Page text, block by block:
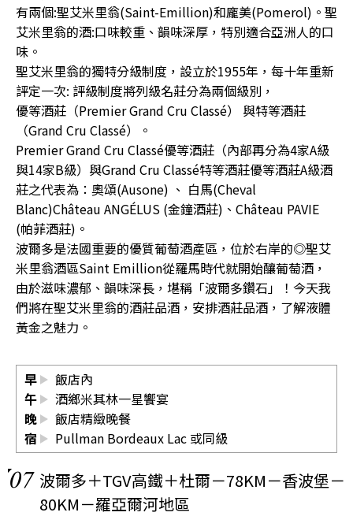
有兩個:聖艾米里翁(Saint-Emillion)和龐美(Pomerol)。聖
艾米里翁的酒:口味較重、韻味深厚，特別適合亞洲人的口
味。
聖艾米里翁的獨特分級制度，設立於1955年，每十年重新
評定一次: 評級制度將列級名莊分為兩個級別，
優等酒莊（Premier Grand Cru Classé） 與特等酒莊
（Grand Cru Classé）。
Premier Grand Cru Classé優等酒莊（內部再分為4家A級
與14家B級）與Grand Cru Classé特等酒莊優等酒莊A級酒
莊之代表為：奧頌(Ausone) 、 白馬(Cheval
Blanc)Château ANGÉLUS (金鐘酒莊)、Château PAVIE
(帕菲酒莊)。
波爾多是法國重要的優質葡萄酒產區，位於右岸的◎聖艾
米里翁酒區Saint Emillion從羅馬時代就開始釀葡萄酒，
由於滋味濃郁、韻味深長，堪稱「波爾多鑽石」！今天我
們將在聖艾米里翁的酒莊品酒，安排酒莊品酒，了解液體
黃金之魅力。
早
飯店內
午
酒鄉米其林一星饗宴
晚
飯店精緻晚餐
宿
Pullman Bordeaux Lac 或同級
07 波爾多＋TGV高鐵＋杜爾－78KM－香波堡－
80KM－羅亞爾河地區